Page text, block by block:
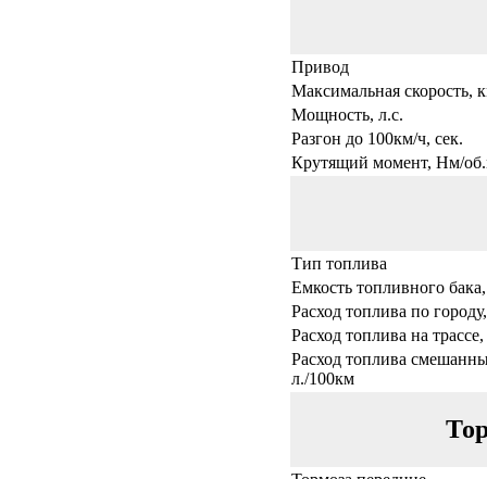
Привод
Максимальная скорость,
Мощность, л.с.
Разгон до 100км/ч, сек.
Крутящий момент, Нм/
Тип топлива
Емкость топливного
Расход топлива по
Расход топлива на
Расход топлива
л./100км